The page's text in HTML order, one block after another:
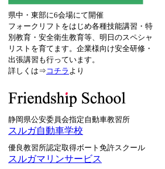
県中・東部に6会場にて開催
フォークリフトをはじめ各種技能講習・特
別教育・安全衛生教育等、明日のスペシャ
リストを育てます。企業様向け安全研修・
出張講習も行っています。
詳しくは⇒ コチラ より
静岡県公安委員会指定自動車教習所
スルガ自動車学校
優良教習所認定取得ボート免許スクール
スルガマリンサービス